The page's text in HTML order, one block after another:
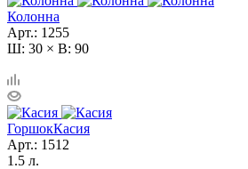
Колонна
Арт.: 1255
Ш: 30 × В: 90
ГоршокКасия
Арт.: 1512
1.5 л.